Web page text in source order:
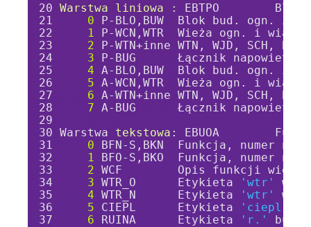
Warstwa liniowa
: EBTPO
0 P-BLO,BUW  Blok bud. ogn. i
1 P-WCN,WTR  Wieża ogn. i
2 P-WTN+inne WTN, WJD, SCH,
3 P-BUG      Łącznik
4 A-BLO,BUW  Blok bud. ogn. i
5 A-WCN,WTR  Wieża ogn. i
6 A-WTN+inne WTN, WJD, SCH,
7 A-BUG      Łącznik
Warstwa tekstowa : EBUOA
0 BFN-S,BKN  Funkcja, numer
1 BFO-S,BKO  Funkcja, numer
2 WCF        Opis funkcji wieży
3 WTR_O      Etykieta 'wtr'
4 WTR_N      Etykieta 'wtr'
5 CIEPL      Etykieta 'ciepl.'
6 RUINA      Etykieta 'r.'